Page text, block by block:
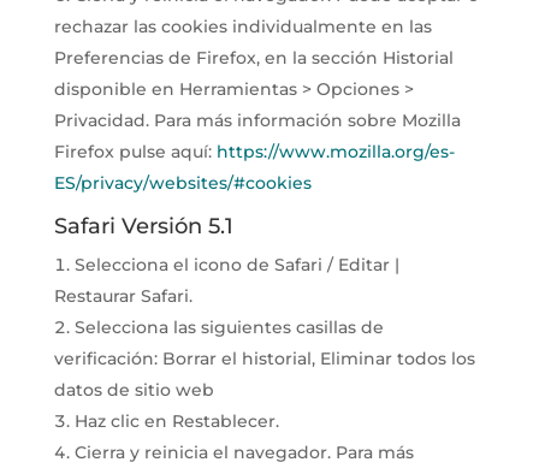
rechazar las cookies individualmente en las
Preferencias de Firefox, en la sección Historial
disponible en Herramientas > Opciones >
Privacidad. Para más información sobre Mozilla
Firefox pulse aquí: https://www.mozilla.org/es-
ES/privacy/websites/#cookies
Safari Versión 5.1
Selecciona el icono de Safari / Editar |
Restaurar Safari.
Selecciona las siguientes casillas de
verificación: Borrar el historial, Eliminar todos los
datos de sitio web
Haz clic en Restablecer.
Cierra y reinicia el navegador. Para más